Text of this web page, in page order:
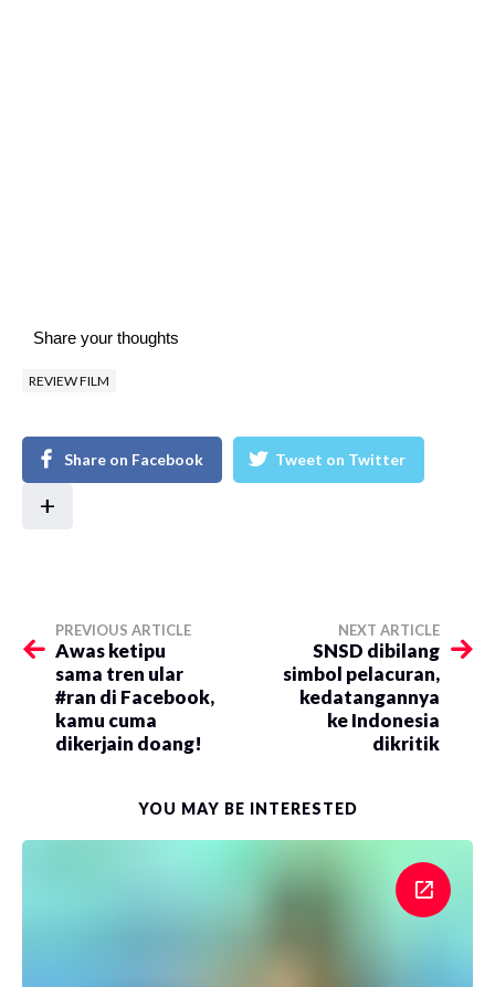
Share your thoughts
REVIEW FILM
Share on Facebook Tweet on Twitter
+
PREVIOUS ARTICLE
Awas ketipu
sama tren ular
#ran di Facebook,
kamu cuma
dikerjain doang!
NEXT ARTICLE
SNSD dibilang
simbol pelacuran,
kedatangannya
ke Indonesia
dikritik
YOU MAY BE INTERESTED